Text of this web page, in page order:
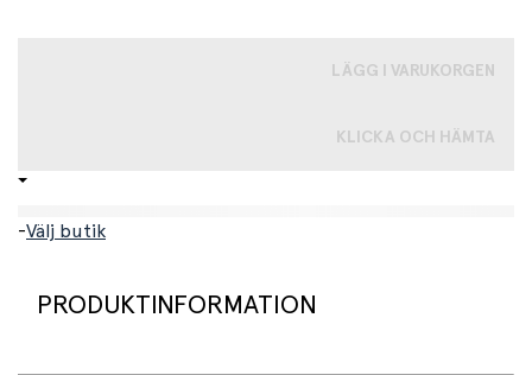
LÄGG I VARUKORGEN
KLICKA OCH HÄMTA
-Välj butik
PRODUKTINFORMATION